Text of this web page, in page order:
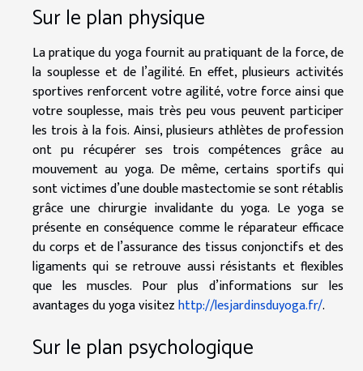
Sur le plan physique
La pratique du yoga fournit au pratiquant de la force, de
la souplesse et de l’agilité. En effet, plusieurs activités
sportives renforcent votre agilité, votre force ainsi que
votre souplesse, mais très peu vous peuvent participer
les trois à la fois. Ainsi, plusieurs athlètes de profession
ont pu récupérer ses trois compétences grâce au
mouvement au yoga. De même, certains sportifs qui
sont victimes d’une double mastectomie se sont rétablis
grâce une chirurgie invalidante du yoga. Le yoga se
présente en conséquence comme le réparateur efficace
du corps et de l’assurance des tissus conjonctifs et des
ligaments qui se retrouve aussi résistants et flexibles
que les muscles. Pour plus d’informations sur les
avantages du yoga visitezhttp://lesjardinsduyoga.fr/.
Sur le plan psychologique